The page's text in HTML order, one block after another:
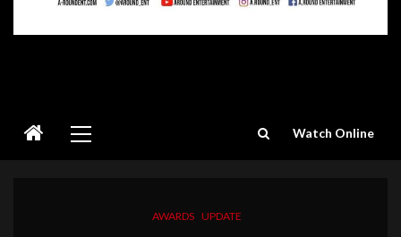
Menu
Watch Online
AWARDS UPDATE